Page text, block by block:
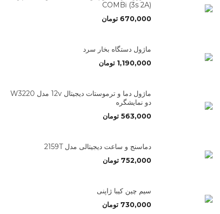
(3s 2A) COMBi
670,000 تومان
ماژول دستگاه بخار سرد
1,190,000 تومان
ماژول دما و ترموستات دیجیتال 12v مدل W3220
دو نمایشگره
563,000 تومان
دماسنج و ساعت دیجیتالی مدل 2159T
752,000 تومان
سیم چین کیبا ژاپنی
730,000 تومان